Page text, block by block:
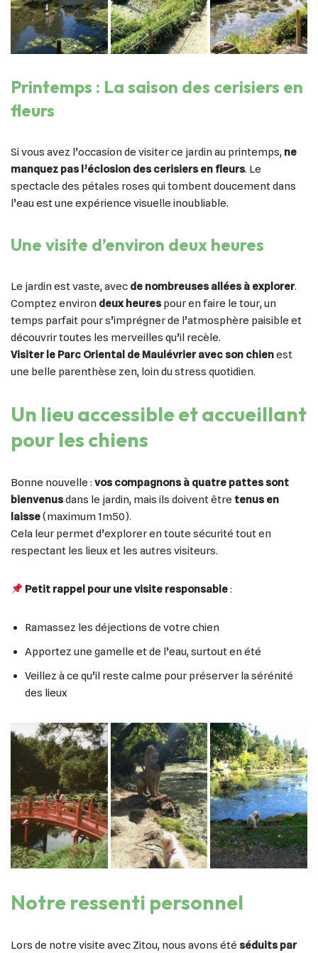
Printemps : La saison des cerisiers en
fleurs
Si vous avez l’occasion de visiter ce jardin au printemps, ne
manquez pas l’éclosion des cerisiers en fleurs. Le
spectacle des pétales roses qui tombent doucement dans
l’eau est une expérience visuelle inoubliable.
Une visite d’environ deux heures
Le jardin est vaste, avec de nombreuses allées à explorer.
Comptez environ deux heures pour en faire le tour, un
temps parfait pour s’imprégner de l’atmosphère paisible et
découvrir toutes les merveilles qu’il recèle.
Visiter le Parc Oriental de Maulévrier avec son chienest
une belle parenthèse zen, loin du stress quotidien.
Un lieu accessible et accueillant
pour les chiens
Bonne nouvelle : vos compagnons à quatre pattes sont
bienvenusdans le jardin, mais ils doivent être tenus en
laisse(maximum 1m50).
Cela leur permet d’explorer en toute sécurité tout en
respectant les lieux et les autres visiteurs.
Petit rappel pour une visite responsable:
Ramassez les déjections de votre chien
Apportez une gamelle et de l’eau, surtout en été
Veillez à ce qu’il reste calme pour préserver la sérénité
des lieux
Notre ressenti personnel
Lors de notre visite avecZitou, nous avons été séduits par